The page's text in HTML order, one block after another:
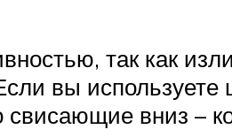
так как
вы
вниз –